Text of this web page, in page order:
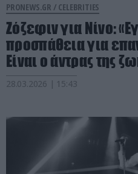
PRONEWS.GR / CELEBRITIES
Ζόζεφιν για Νίνο:
προσπάθεια για
Είναι ο άντρας της
28.03.2026 | 15:43